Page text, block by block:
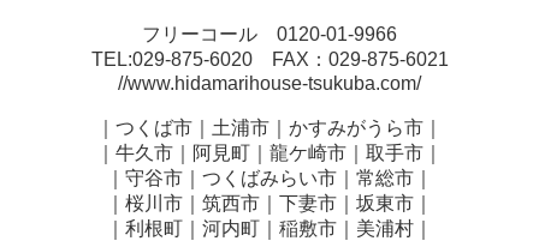
フリーコール 0120-01-9966
TEL:029-875-6020 FAX：029-875-6021
//www.hidamarihouse-tsukuba.com/
｜つくば市｜土浦市｜かすみがうら市｜
｜牛久市｜阿見町｜龍ケ崎市｜取手市｜
｜守谷市｜つくばみらい市｜常総市｜
｜桜川市｜筑西市｜下妻市｜坂東市｜
｜利根町｜河内町｜稲敷市｜美浦村｜